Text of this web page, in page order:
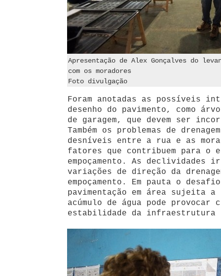
Apresentação de Alex Gonçalves do
com os moradores
Foto divulgação
Foram anotadas as possíveis
desenho do pavimento, como
de garagem, que devem ser
Também os problemas de
desníveis entre a rua e as
fatores que contribuem para o
empoçamento. As declividades
variações de direção da
empoçamento. Em pauta o
pavimentação em área sujeita a
acúmulo de água pode provocar
estabilidade da infraestrutura